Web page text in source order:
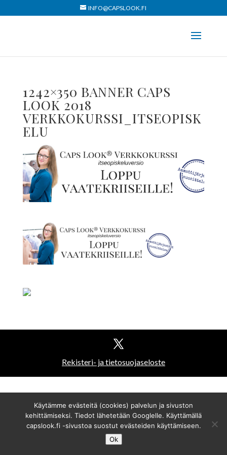
INFO@CAPSLOOK.FI
1242×350 BANNER CAPS
LOOK 2018
VERKKOKURSSI_ITSEOPISK
ELU
Rekisteri- ja tietosuojaseloste
Käytämme evästeitä (cookies) palvelun ja sivuston
kehittämiseksi. Tiedot lähetetään Googlelle. Käyttämällä
capslook.fi -sivustoa suostut evästeiden käyttämiseen.
Ok